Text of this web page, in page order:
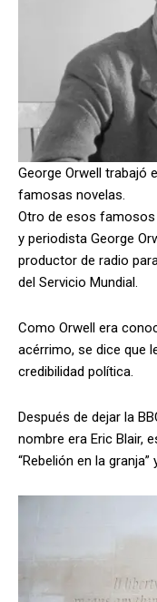
George Orwell trabajó
famosas novelas.
Otro de esos famosos
y periodista George
productor de radio
del Servicio Mundial.
Como Orwell era
acérrimo, se dice que
credibilidad política.
Después de dejar la
nombre era Eric Blair,
“Rebelión en la granja”